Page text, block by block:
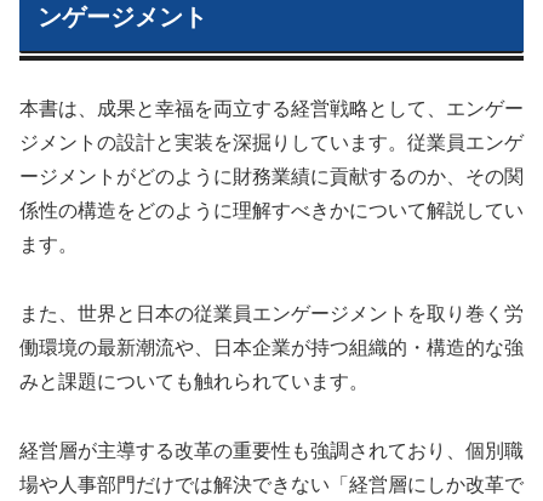
ンゲージメント
本書は、成果と幸福を両立する経営戦略として、エンゲー
ジメントの設計と実装を深掘りしています。従業員エンゲ
ージメントがどのように財務業績に貢献するのか、その関
係性の構造をどのように理解すべきかについて解説してい
ます。
また、世界と日本の従業員エンゲージメントを取り巻く労
働環境の最新潮流や、日本企業が持つ組織的・構造的な強
みと課題についても触れられています。
経営層が主導する改革の重要性も強調されており、個別職
場や人事部門だけでは解決できない「経営層にしか改革で